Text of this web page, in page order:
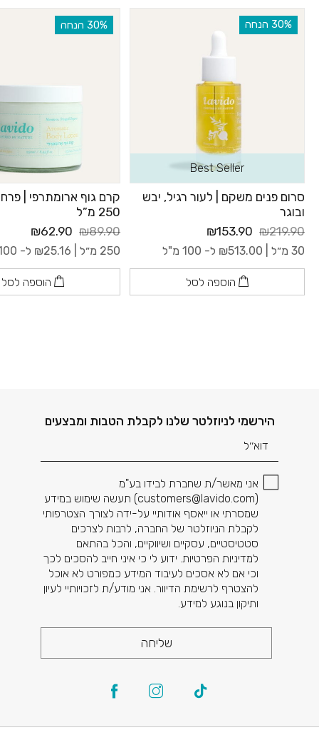
‫30% הנחה
Best Seller
סרום פנים משקם | לעור רגיל, יבש
ובוגר
₪219.90
₪153.90
30 מ״ל | ₪513.00 ל- 100 מ"ל
הוספה לסל
‫30% הנחה
קרם גוף ארומתרפי |
250 מ”ל
₪89.90
₪62.90
250 מ״ל | ₪25.16 ל- 100 מ"ל
הוספה לסל
הירשמי לניוזלטר שלנו לקבלת הטבות ומבצעים
דוא׳׳ל
אני מאשר/ת שחברת לבידו בע"מ
(
customers@lavido.com) תעשה שימוש במידע
שמסרתי או ייאסף אודותיי על-ידה לצורך הצטרפותי
לקבלת הניוזלטר של החברה, לרבות לצרכים
סטטיסטיים, עסקיים ושיווקיים, והכל בהתאם
למדיניות הפרטיות. ידוע לי כי איני חייב להסכים לכך
וכי אם לא אסכים לעיבוד המידע כמפורט לא אוכל
להצטרף לרשימת הדיוור. אני מודע/ת לזכויותיי לעיון
ותיקון בנוגע למידע.
שליחה